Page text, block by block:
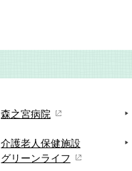
森之宮病院
介護老人保健施設
グリーンライフ